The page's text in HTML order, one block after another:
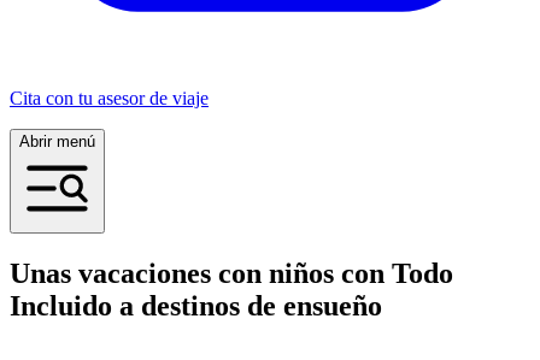
Cita con tu asesor de viaje
Abrir menú
Unas vacaciones con niños con Todo
Incluido a destinos de ensueño